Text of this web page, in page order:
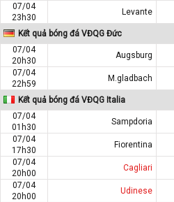
07/04
23h30
Levante
Kết quả bóng đá VĐQG Đức
07/04
20h30
Augsburg
07/04
22h59
M.gladbach
Kết quả bóng đá VĐQG Italia
07/04
01h30
Sampdoria
07/04
17h30
Fiorentina
07/04
20h00
Cagliari
07/04
20h00
Udinese